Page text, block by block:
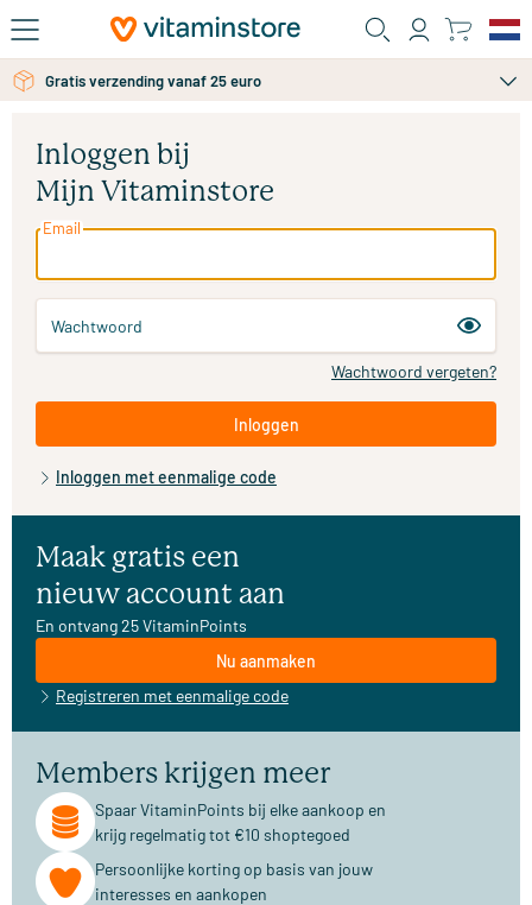
Ga naar de hoofdinhoud
Gratis verzending vanaf 25 euro
Inloggen bij
Mijn Vitaminstore
Email
Wachtwoord
Wachtwoord vergeten?
Inloggen
Inloggen met eenmalige code
Maak gratis een
nieuw account aan
En ontvang 25 VitaminPoints
Nu aanmaken
Registreren met eenmalige code
Members krijgen meer
Spaar VitaminPoints bij elke aankoop en
krijg regelmatig tot €10 shoptegoed
Persoonlijke korting op basis van jouw
interesses en aankopen